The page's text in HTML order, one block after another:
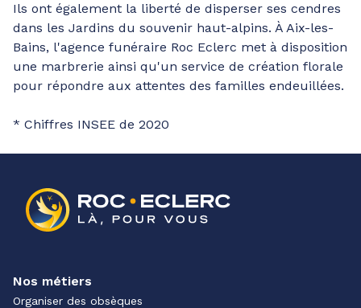
Ils ont également la liberté de disperser ses cendres
dans les Jardins du souvenir haut-alpins. À Aix-les-
Bains, l'agence funéraire Roc Eclerc met à disposition
une marbrerie ainsi qu'un service de création florale
pour répondre aux attentes des familles endeuillées.
* Chiffres INSEE de 2020
Nos métiers
Organiser des obsèques